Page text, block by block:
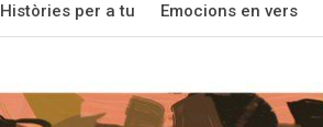
Històries per a tu Emocions en vers